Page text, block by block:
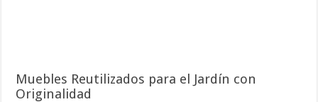
Muebles Reutilizados para el Jardín con
Originalidad